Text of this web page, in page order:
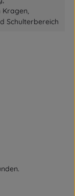
Schulterbereich